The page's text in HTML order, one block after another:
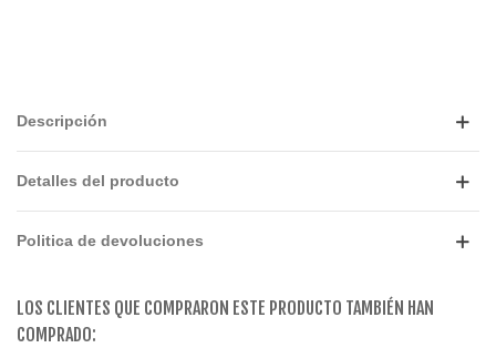
Descripción
Detalles del producto
Politica de devoluciones
LOS CLIENTES QUE COMPRARON ESTE PRODUCTO TAMBIÉN HAN
COMPRADO: